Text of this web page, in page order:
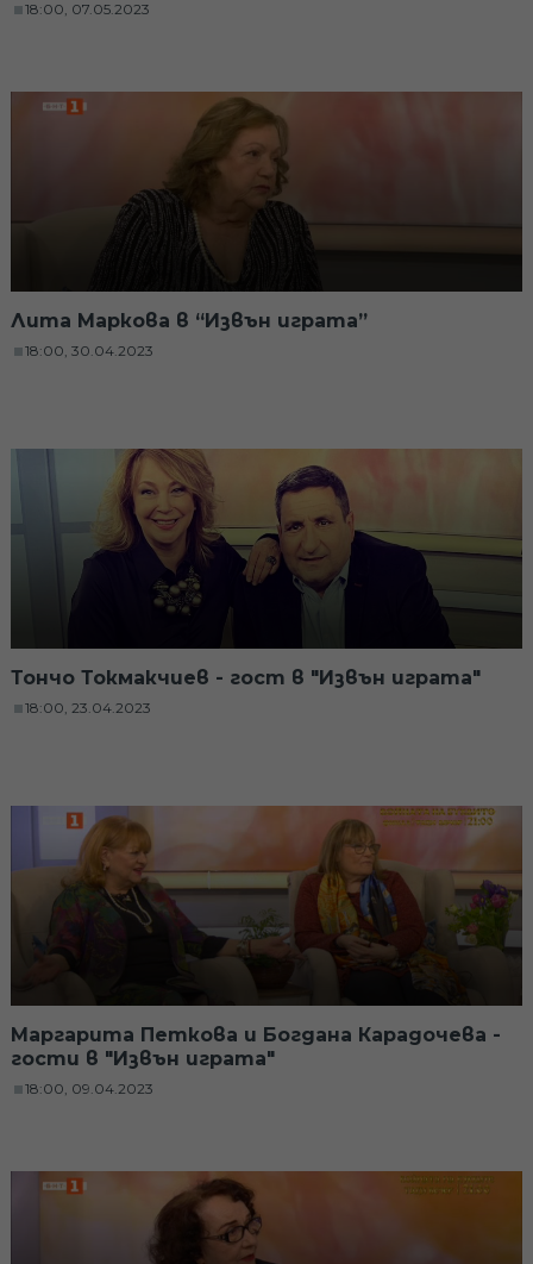
18:00, 07.05.2023
Лита Маркова в “Извън играта”
18:00, 30.04.2023
Тончо Токмакчиев - гост в "Извън играта"
18:00, 23.04.2023
Маргарита Петкова и Богдана Карадочева -
гости в "Извън играта"
18:00, 09.04.2023